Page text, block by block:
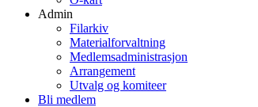
Admin
Filarkiv
Materialforvaltning
Medlemsadministrasjon
Arrangement
Utvalg og komiteer
Bli medlem